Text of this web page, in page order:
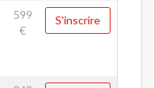
599
€
S'inscrire